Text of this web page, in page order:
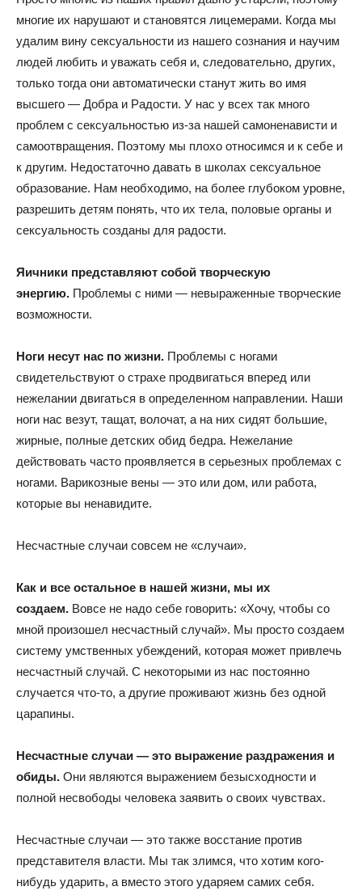
многие их нарушают и становятся лицемерами. Когда мы
удалим вину сексуальности из нашего сознания и научим
людей любить и уважать себя и, следовательно, других,
только тогда они автоматически станут жить во имя
высшего — Добра и Радости. У нас у всех так много
проблем с сексуальностью из-за нашей самоненависти и
самоотвращения. Поэтому мы плохо относимся и к себе и
к другим. Недостаточно давать в школах сексуальное
образование. Нам необходимо, на более глубоком уровне,
разрешить детям понять, что их тела, половые органы и
сексуальность созданы для радости.
Яичники представляют собой творческую
энергию. Проблемы с ними — невыраженные творческие
возможности.
Ноги несут нас по жизни. Проблемы с ногами
свидетельствуют о страхе продвигаться вперед или
нежелании двигаться в определенном направлении. Наши
ноги нас везут, тащат, волочат, а на них сидят большие,
жирные, полные детских обид бедра. Нежелание
действовать часто проявляется в серьезных проблемах с
ногами. Варикозные вены — это или дом, или работа,
которые вы ненавидите.
Несчастные случаи совсем не «случаи».
Как и все остальное в нашей жизни, мы их
создаем. Вовсе не надо себе говорить: «Хочу, чтобы со
мной произошел несчастный случай». Мы просто создаем
систему умственных убеждений, которая может привлечь
несчастный случай. С некоторыми из нас постоянно
случается что-то, а другие проживают жизнь без одной
царапины.
Несчастные случаи — это выражение раздражения и
обиды. Они являются выражением безысходности и
полной несвободы человека заявить о своих чувствах.
Несчастные случаи — это также восстание против
представителя власти. Мы так злимся, что хотим кого-
нибудь ударить, а вместо этого ударяем самих себя.